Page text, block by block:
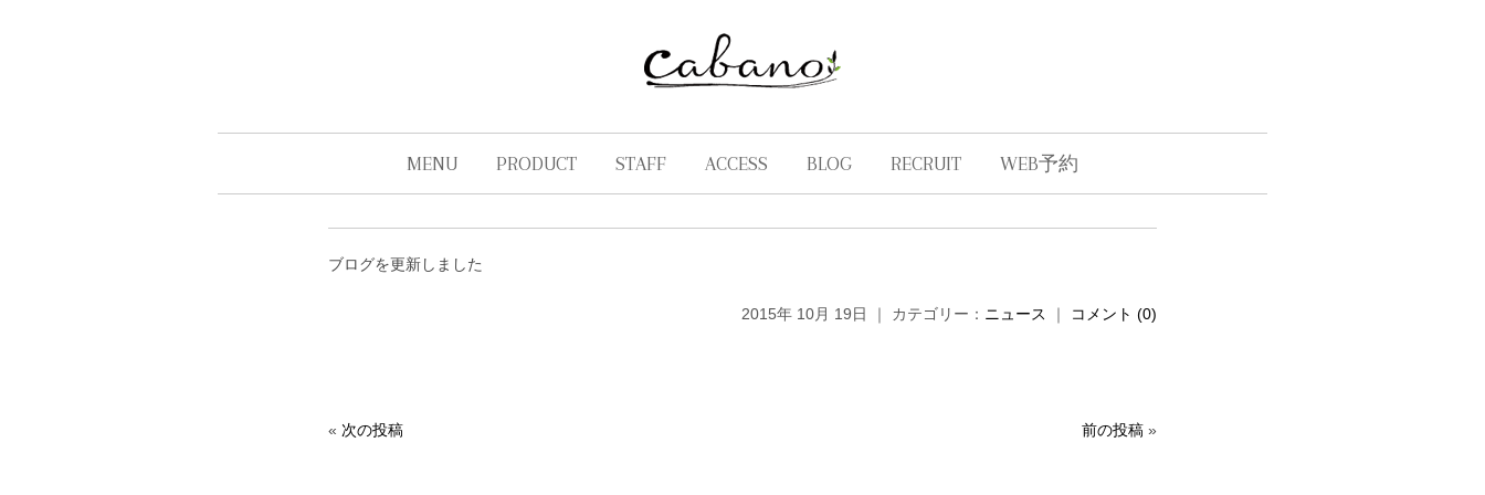
MENU PRODUCT STAFF ACCESS BLOG RECRUIT WEB予約
ブログを更新しました
2015年 10月 19日 ｜ カテゴリー： ニュース ｜ コメント (0)
« 次の投稿 前の投稿 »